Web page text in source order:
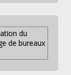
du
de bureaux